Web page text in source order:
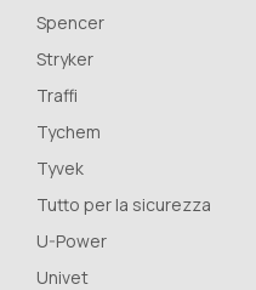
Spencer
Stryker
Traffi
Tychem
Tyvek
Tutto per la sicurezza
U-Power
Univet